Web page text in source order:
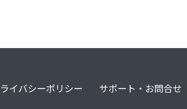
イバシーポリシー サポート・お問合せ